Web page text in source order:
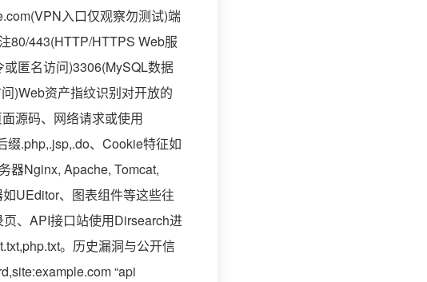
入口仅观察勿测试)端
80/443(HTTP/HTTPS Web服
匿名访问)3306(MySQL数据
)Web资产指纹识别对开放的
源码、网络请求或使用
缀.php,.jsp,.do、Cookie特征如
器Nginx, Apache, Tomcat,
UEditor、图表组件等这些往
、API接口站使用Dirsearch进
。历史漏洞与公开信
“api